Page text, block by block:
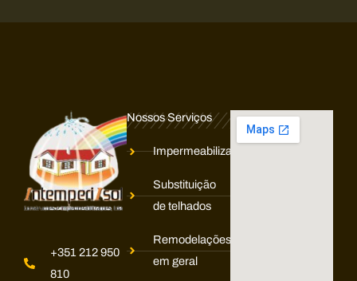
e
+351 212 950
810
Nossos Serviços
Impermeabilização
Substituição
de telhados
Remodelações
em geral